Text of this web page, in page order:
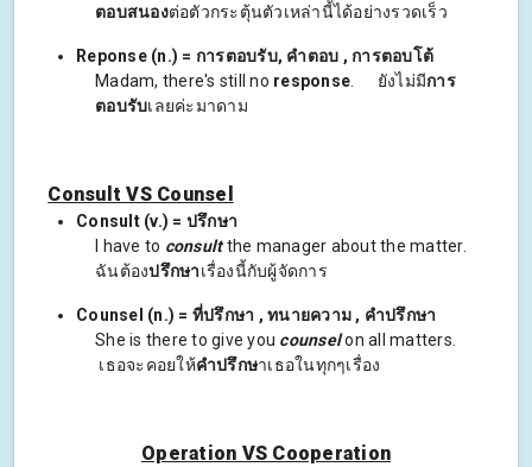
ตอบสนองต่อตัวกระตุ้นตัวเหล่านี้ได้อย่างรวดเร็ว
Reponse (n.) = การตอบรับ, คำตอบ , การตอบโต้
Madam, there's still no response. ยังไม่มีการ
ตอบรับเลยค่ะมาดาม
Consult VS Counsel
Consult (v.) = ปรึกษา
I have to consultthe manager about the matter.
ฉันต้องปรึกษาเรื่องนี้กับผู้จัดการ
Counsel (n.) = ที่ปรึกษา , ทนายความ , คำปรึกษา
She is there to give you counsel on all matters.
เธอจะคอยให้คำปรึกษาเธอในทุกๆเรื่อง
Operation VS Cooperation